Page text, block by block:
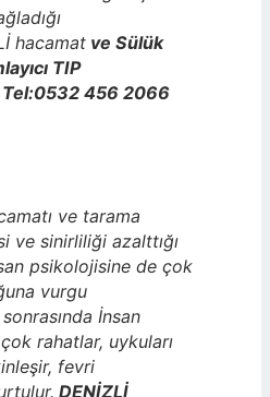
hacamatve Sülük
TIP
Tel:0532 456 2066
ve tarama
ve sinirliliği azalttığı
psikolojisine de çok
vurgu
İnsan
rahatlar, uykuları
fevri
DENİZLİ